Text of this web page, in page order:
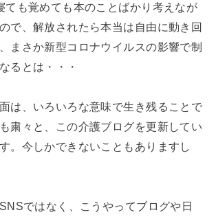
ても覚めても本のことばかり考えなが
で、解放されたら本当は自由に動き回
まさか新型コロナウイルスの影響で制
るとは・・・
は、いろいろな意味で生き残ることで
粛々と、この介護ブログを更新してい
。今しかできないこともありますし
ではなく、こうやってブログや日